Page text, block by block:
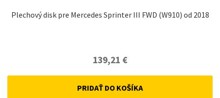
Plechový disk pre Mercedes Sprinter III FWD (W910) od 2018
139,21 €
PRIDAŤ DO KOŠÍKA